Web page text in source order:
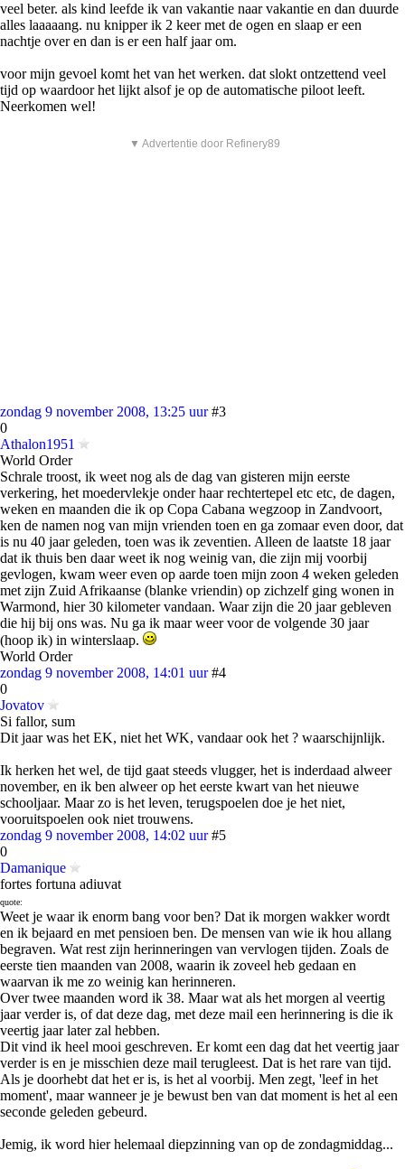
veel beter. als kind leefde ik van vakantie naar vakantie en dan duurde
alles laaaaang. nu knipper ik 2 keer met de ogen en slaap er een
nachtje over en dan is er een half jaar om.
voor mijn gevoel komt het van het werken. dat slokt ontzettend veel
tijd op waardoor het lijkt alsof je op de automatische piloot leeft.
Neerkomen wel!
▼ Advertentie door Refinery89
zondag 9 november 2008, 13:25 uur #3
0
Athalon1951
World Order
Schrale troost, ik weet nog als de dag van gisteren mijn eerste
verkering, het moedervlekje onder haar rechtertepel etc etc, de dagen,
weken en maanden die ik op Copa Cabana wegzoop in Zandvoort,
ken de namen nog van mijn vrienden toen en ga zomaar even door, dat
is nu 40 jaar geleden, toen was ik zeventien. Alleen de laatste 18 jaar
dat ik thuis ben daar weet ik nog weinig van, die zijn mij voorbij
gevlogen, kwam weer even op aarde toen mijn zoon 4 weken geleden
met zijn Zuid Afrikaanse (blanke vriendin) op zichzelf ging wonen in
Warmond, hier 30 kilometer vandaan. Waar zijn die 20 jaar gebleven
die hij bij ons was. Nu ga ik maar weer voor de volgende 30 jaar
(hoop ik) in winterslaap.
World Order
zondag 9 november 2008, 14:01 uur #4
0
Jovatov
Si fallor, sum
Dit jaar was het EK, niet het WK, vandaar ook het ? waarschijnlijk.
Ik herken het wel, de tijd gaat steeds vlugger, het is inderdaad alweer
november, en ik ben alweer op het eerste kwart van het nieuwe
schooljaar. Maar zo is het leven, terugspoelen doe je het niet,
vooruitspoelen ook niet trouwens.
zondag 9 november 2008, 14:02 uur #5
0
Damanique
fortes fortuna adiuvat
quote:
Weet je waar ik enorm bang voor ben? Dat ik morgen wakker wordt
en ik bejaard en met pensioen ben. De mensen van wie ik hou allang
begraven. Wat rest zijn herinneringen van vervlogen tijden. Zoals de
eerste tien maanden van 2008, waarin ik zoveel heb gedaan en
waarvan ik me zo weinig kan herinneren.
Over twee maanden word ik 38. Maar wat als het morgen al veertig
jaar verder is, of dat deze dag, met deze mail een herinnering is die ik
veertig jaar later zal hebben.
Dit vind ik heel mooi geschreven. Er komt een dag dat het veertig jaar
verder is en je misschien deze mail terugleest. Dat is het rare van tijd.
Als je doorhebt dat het er is, is het al voorbij. Men zegt, 'leef in het
moment', maar wanneer je je bewust ben van dat moment is het al een
seconde geleden gebeurd.
Jemig, ik word hier helemaal diepzinning van op de zondagmiddag...